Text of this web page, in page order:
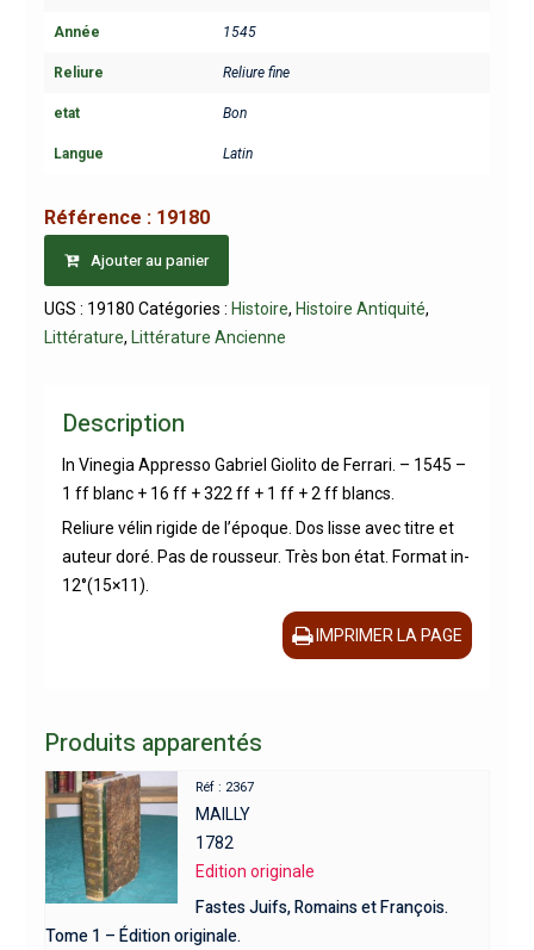
Année 1545
Reliure Reliure fine
etat Bon
Langue Latin
Référence : 19180
Ajouter au panier
UGS : 19180 Catégories : Histoire, Histoire Antiquité,
Littérature, Littérature Ancienne
Description
In Vinegia Appresso Gabriel Giolito de Ferrari. – 1545 –
1 ff blanc + 16 ff + 322 ff + 1 ff + 2 ff blancs.
Reliure vélin rigide de l’époque. Dos lisse avec titre et
auteur doré. Pas de rousseur. Très bon état. Format in-
12°(15×11).
IMPRIMER LA PAGE
Produits apparentés
Réf : 2367
MAILLY
1782
Edition originale
Fastes Juifs, Romains et François.
Tome 1 – Édition originale.